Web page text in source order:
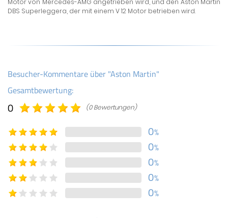
Motor von Mercedes-AMG angetrieben wird, und den Aston Martin
DBS Superleggera, der mit einem V 12 Motor betrieben wird.
Besucher-Kommentare über "Aston Martin"
Gesamtbewertung:
0 (0 Bewertungen)
0%
0%
0%
0%
0%